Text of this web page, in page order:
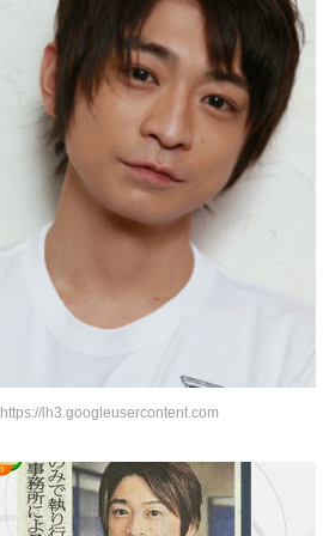
https://lh3.googleusercontent.com